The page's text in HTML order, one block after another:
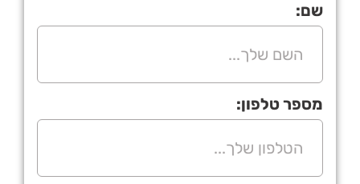
שם:
מספר טלפון: